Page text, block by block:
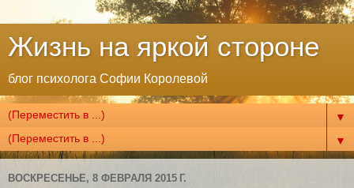
Жизнь на яркой стороне
блог психолога Софии Королевой
▼
▼
ВОСКРЕСЕНЬЕ, 8 ФЕВРАЛЯ 2015 Г.